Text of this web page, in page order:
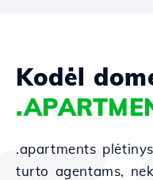
Kodėl
.apartments
turto agentams,